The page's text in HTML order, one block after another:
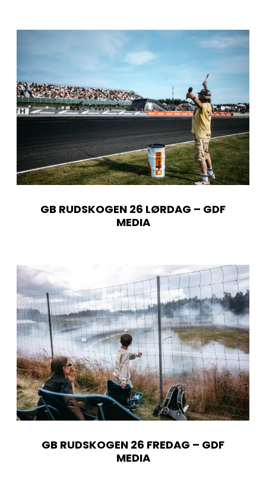
GB RUDSKOGEN 26 LØRDAG – GDF
MEDIA
GB RUDSKOGEN 26 FREDAG – GDF
MEDIA